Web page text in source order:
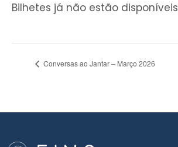
Bilhetes já não estão disponíveis
Conversas ao Jantar – Março 2026